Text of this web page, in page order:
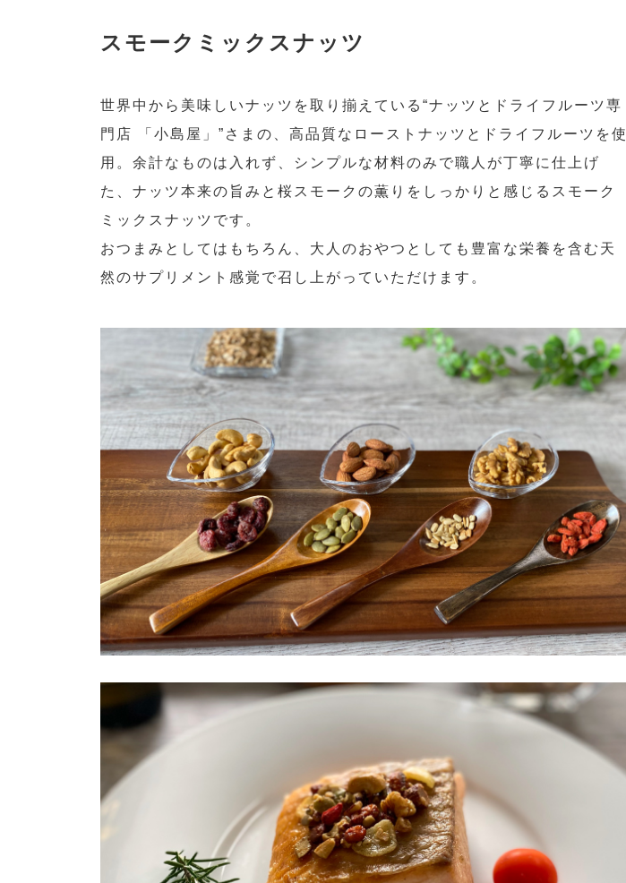
スモークミックスナッツ
世界中から美味しいナッツを取り揃えている“ナッツとドライフルーツ専
門店 「小島屋」”さまの、高品質なローストナッツとドライフルーツを使
用。余計なものは入れず、シンプルな材料のみで職人が丁寧に仕上げ
た、ナッツ本来の旨みと桜スモークの薫りをしっかりと感じるスモーク
ミックスナッツです。
おつまみとしてはもちろん、大人のおやつとしても豊富な栄養を含む天
然のサプリメント感覚で召し上がっていただけます。